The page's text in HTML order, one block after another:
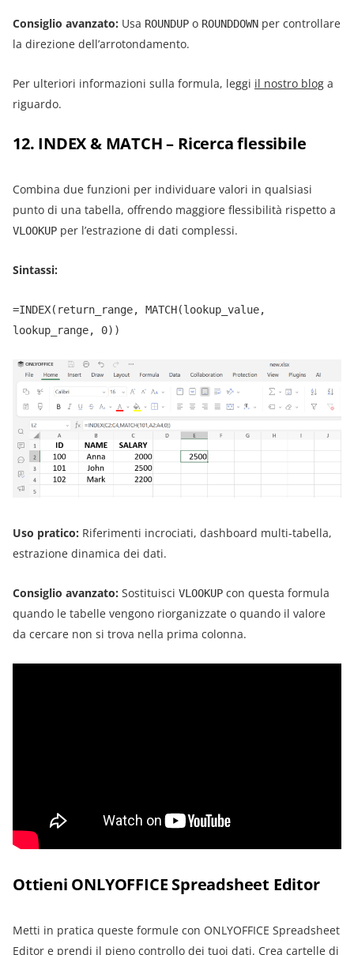
Consiglio avanzato: Usa ROUNDUP o ROUNDDOWN per controllare
la direzione dell’arrotondamento.
Per ulteriori informazioni sulla formula, leggi il nostro blog a
riguardo.
12. INDEX & MATCH – Ricerca flessibile
Combina due funzioni per individuare valori in qualsiasi
punto di una tabella, offrendo maggiore flessibilità rispetto a
VLOOKUP per l’estrazione di dati complessi.
Sintassi:
=INDEX(return_range, MATCH(lookup_value,
lookup_range, 0))
Uso pratico: Riferimenti incrociati, dashboard multi-tabella,
estrazione dinamica dei dati.
Consiglio avanzato: Sostituisci VLOOKUP con questa formula
quando le tabelle vengono riorganizzate o quando il valore
da cercare non si trova nella prima colonna.
Ottieni ONLYOFFICE Spreadsheet Editor
Metti in pratica queste formule con ONLYOFFICE Spreadsheet
Editor e prendi il pieno controllo dei tuoi dati. Crea cartelle di